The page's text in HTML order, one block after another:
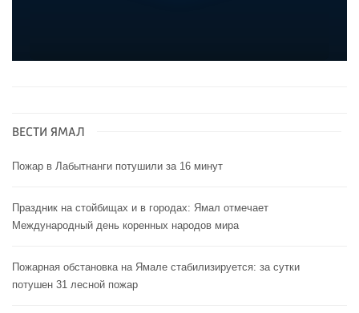
ВЕСТИ ЯМАЛ
Пожар в Лабытнанги потушили за 16 минут
Праздник на стойбищах и в городах: Ямал отмечает
Международный день коренных народов мира
Пожарная обстановка на Ямале стабилизируется: за сутки
потушен 31 лесной пожар